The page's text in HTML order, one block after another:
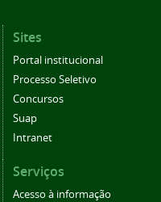
Sites
Portal institucional
Processo Seletivo
Concursos
Suap
Intranet
Serviços
Acesso à informação